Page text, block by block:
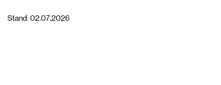
Stand: 02.07.2026